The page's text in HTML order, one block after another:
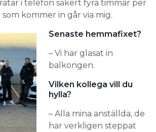
i telefon säkert fyra timmar per
kommer in går via mig.
Senaste hemmafixet?
– Vi har glasat in
balkongen.
Vilken kollega vill du
hylla?
– Alla mina anställda, de
har verkligen steppat